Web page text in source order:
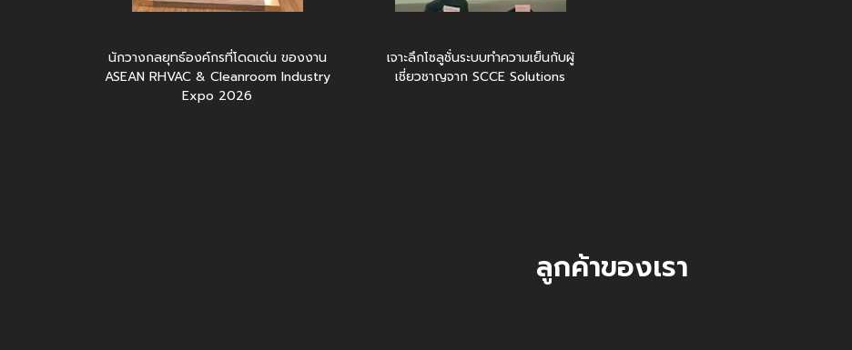
นักวางกลยุทธ์องค์กรที่โดดเด่น ของงาน
ASEAN RHVAC & Cleanroom Industry
Expo 2026
เจาะลึกโซลูชั่นระบบทำความเย็นกับผู้
เชี่ยวชาญจาก SCCE Solutions
ลูกค้าของเรา